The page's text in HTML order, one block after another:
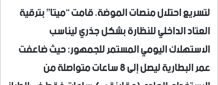
لتسريع احتلال منصات الموضة، قامت “ميتا” بترقية
العتاد الداخلي للنظارة بشكل جذري ليناسب
الاستهلاك اليومي المستمر للجمهور؛ حيث ضاعفت
عمر البطارية ليصل إلى 8 ساعات متواصلة من